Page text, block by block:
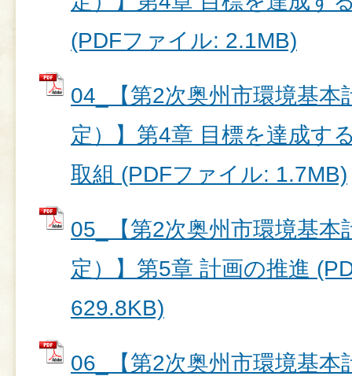
(PDFファイル: 2.1MB)
04_【第2次奥州市環境基本
定）】第4章 目標を達成す
取組 (PDFファイル: 1.7MB)
05_【第2次奥州市環境基本
定）】第5章 計画の推進
629.8KB)
06_【第2次奥州市環境基本